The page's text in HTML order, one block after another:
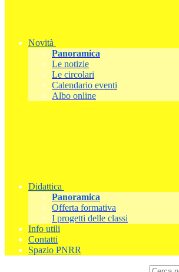
Novità
Panoramica
Le notizie
Le circolari
Calendario eventi
Albo online
Didattica
Panoramica
Offerta formativa
I progetti delle classi
Info utili
Contatti
Spazio PNRR